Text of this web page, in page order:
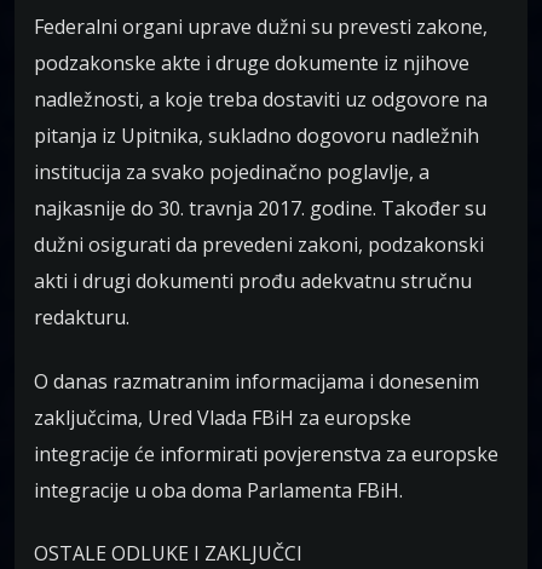
Federalni organi uprave dužni su prevesti zakone,
podzakonske akte i druge dokumente iz njihove
nadležnosti, a koje treba dostaviti uz odgovore na
pitanja iz Upitnika, sukladno dogovoru nadležnih
institucija za svako pojedinačno poglavlje, a
najkasnije do 30. travnja 2017. godine. Također su
dužni osigurati da prevedeni zakoni, podzakonski
akti i drugi dokumenti prođu adekvatnu stručnu
redakturu.
O danas razmatranim informacijama i donesenim
zaključcima, Ured Vlada FBiH za europske
integracije će informirati povjerenstva za europske
integracije u oba doma Parlamenta FBiH.
OSTALE ODLUKE I ZAKLJUČCI